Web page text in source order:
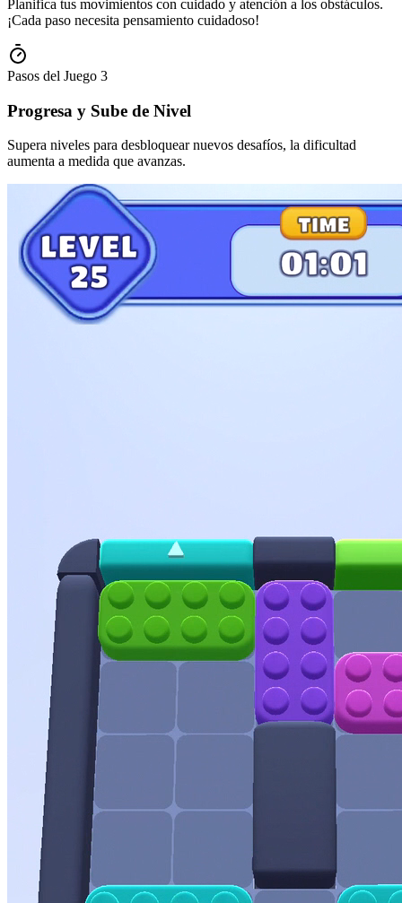
Planifica tus movimientos con cuidado y atención a los obstáculos.
¡Cada paso necesita pensamiento cuidadoso!
Pasos del Juego 3
Progresa y Sube de Nivel
Supera niveles para desbloquear nuevos desafíos, la dificultad
aumenta a medida que avanzas.